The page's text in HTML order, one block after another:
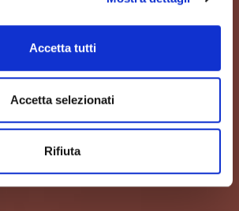
Accetta tutti
Accetta selezionati
Rifiuta